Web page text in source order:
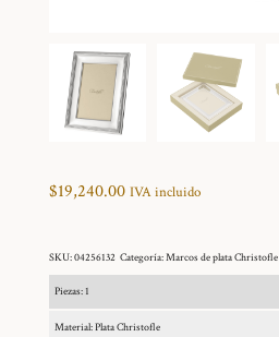
$19,240.00 IVA incluido
SKU:04256132 Categoría:Marcos de plata Christofle
Piezas: 1
Material: Plata Christofle